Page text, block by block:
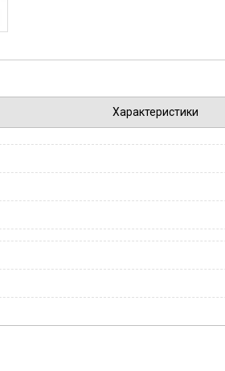
Характеристики